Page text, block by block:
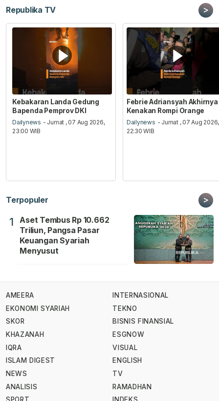
Republika TV >
Kebakaran Landa Gedung
Bapenda Pemprov DKI
Dailynews - Jumat , 07 Aug 2026,
23:00 WIB
Febrie Adriansyah Akhirnya
Kenakan Rompi Orange
Dailynews - Jumat , 07 Aug 2026,
22:30 WIB
Terpopuler >
1
Aset Tembus Rp 10.662
Triliun, Pangsa Pasar
Keuangan Syariah
Menyusut
AMEERA
EKONOMI SYARIAH
SKOR
KHAZANAH
IQRA
ISLAM DIGEST
NEWS
ANALISIS
INTERNASIONAL
TEKNO
BISNIS FINANSIAL
ESGNOW
VISUAL
ENGLISH
TV
RAMADHAN